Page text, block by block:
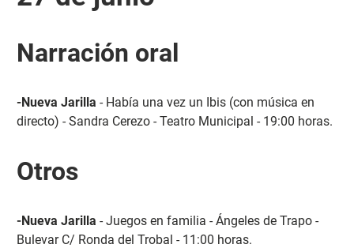
Narración oral
-Nueva Jarilla - Había una vez un Ibis (con música en
directo) - Sandra Cerezo - Teatro Municipal - 19:00 horas.
Otros
-Nueva Jarilla - Juegos en familia - Ángeles de Trapo -
Bulevar C/ Ronda del Trobal - 11:00 horas.